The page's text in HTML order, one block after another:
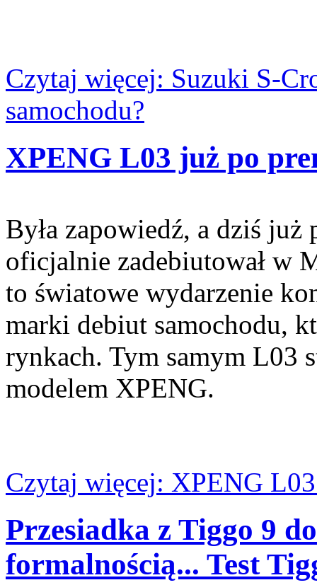
Czytaj więcej: Suzuki S-
samochodu?
XPENG L03 już po
Była zapowiedź, a dziś
oficjalnie zadebiutował w
to światowe wydarzenie
marki debiut samochodu,
rynkach. Tym samym L03
modelem XPENG.
Czytaj więcej: XPENG
Przesiadka z Tiggo 9
formalnością... Test